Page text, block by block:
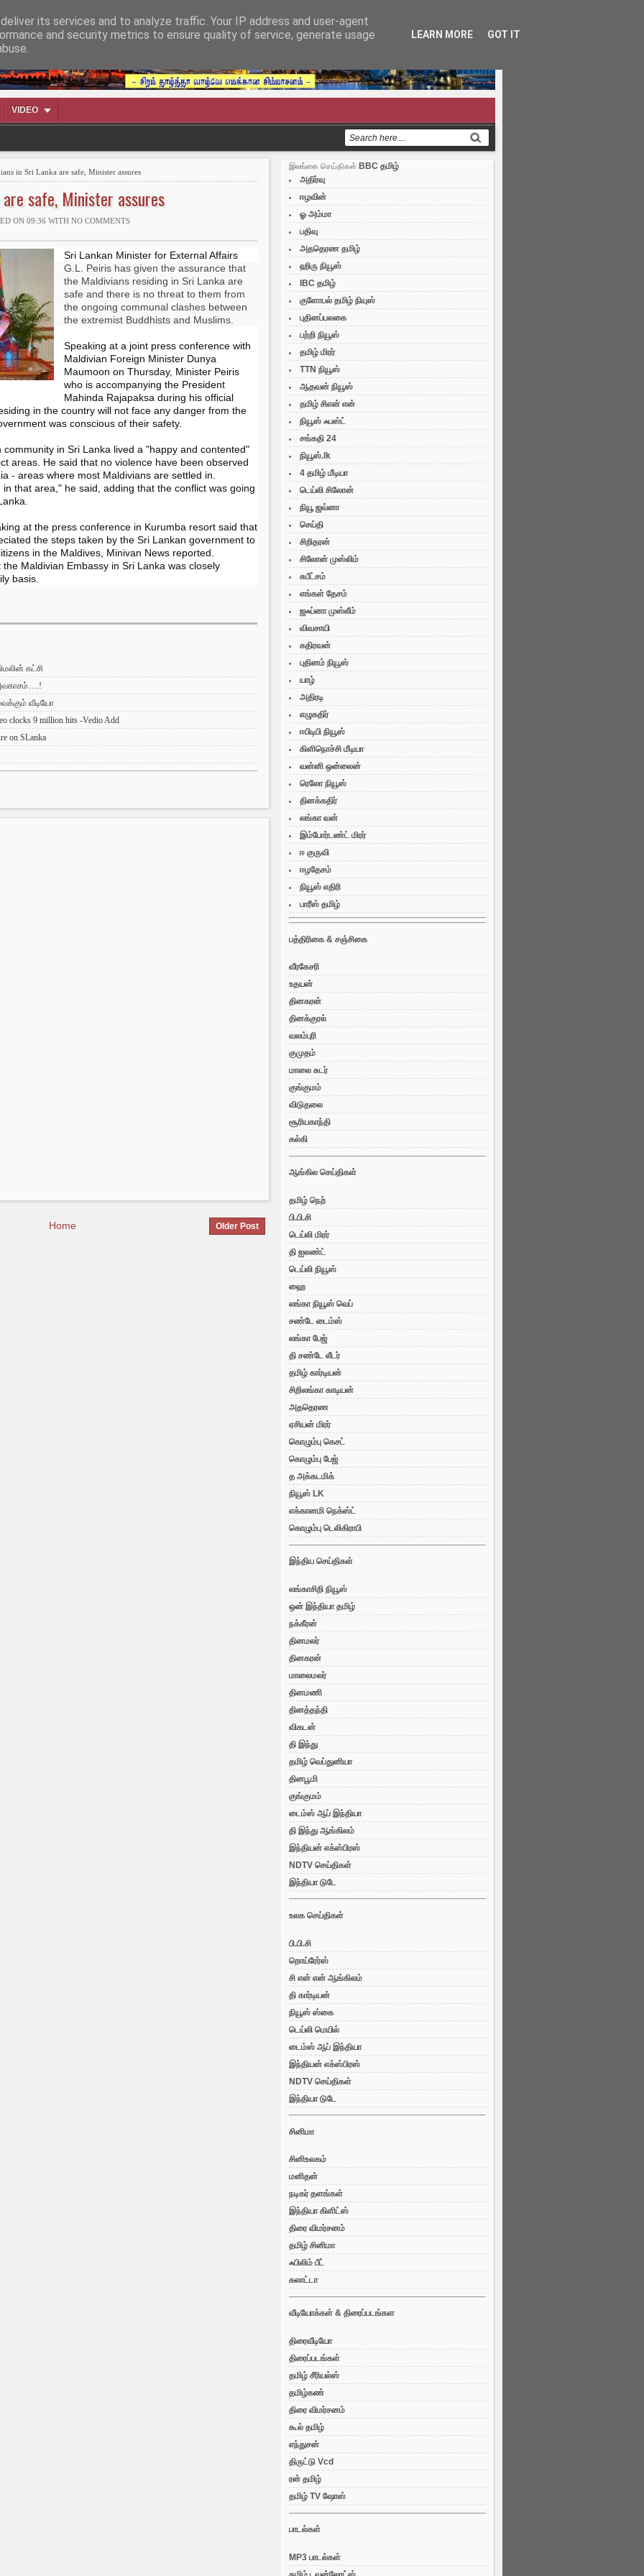
VIDEO
in Sri Lanka are safe, Minister assures
safe, Minister assures
ON 09:36 WITH NO COMMENTS
Sri Lankan Minister for External Affairs
G.L. Peiris has given the assurance that
the Maldivians residing in Sri Lanka are
safe and there is no threat to them from
the ongoing communal clashes between
the extremist Buddhists and Muslims.
Speaking at a joint press conference with
Maldivian Foreign Minister Dunya
Maumoon on Thursday, Minister Peiris
who is accompanying the President
Mahinda Rajapaksa during his official
in the country will not face any danger from the
was conscious of their safety.
in Sri Lanka lived a "happy and contented"
areas. He said that no violence have been observed
- areas where most Maldivians are settled in.
that area," he said, adding that the conflict was going
at the press conference in Kurumba resort said that
the steps taken by the Sri Lankan government to
in the Maldives, Minivan News reported.
Maldivian Embassy in Sri Lanka was closely
basis.
கட்சி
வீடியோ
clocks 9 million hits -Vedio Add
on SLanka
Older Post
Home
இலங்கை செய்திகள் BBC தமிழ்
அதிர்வு
ஈழவின்
ஓ அம்மா
பதிவு
அததெரண தமிழ்
ஹிரு நியூஸ்
IBC தமிழ்
குளோபல் தமிழ் நியுஸ்
புதினப்பலகை
பற்றி நியூஸ்
தமிழ் மிரர்
TTN நியூஸ்
ஆதவன் நியூஸ்
தமிழ் சிஎன் என்
நியூஸ் ஃபஸ்ட்
சங்கதி 24
நியூஸ்.lk
4 தமிழ் மீடியா
டெய்லி சிலோன்
நியூ ஜவ்னா
செய்தி
சிறிதரன்
சிலோன் முஸ்லிம்
சுபீட்சம்
எங்கள் தேசம்
ஜஃப்னா முஸ்லீம்
விவசாயி
கதிரவன்
புதினம் நியூஸ்
யாழ்
அதிரடி
எழுகதிர்
ஈபிடிபி நியூஸ்
கிளிநொச்சி மீடியா
வன்னி ஒன்லைன்
ரெலோ நியூஸ்
தினக்கதிர்
லங்கா வன்
இம்போர்டண்ட் மிரர்
ஈ குருவி
ஈழதேசம்
நியூஸ் எதிரி
பாரீஸ் தமிழ்
பத்திரிகை & சஞ்சிகை
வீரகேசரி
உதயன்
தினகரன்
தினக்குரல்
வலம்புரி
குமுதம்
மாலை சுடர்
குங்குமம்
விடுதலை
சூரியகாந்தி
கல்கி
ஆங்கில செய்திகள்
தமிழ் நெற்
பி.பி.சி
டெய்லி மிரர்
தி ஐலண்ட்
டெய்லி நியூஸ்
ஹை
லங்கா நியூஸ் வெப்
சண்டே டைம்ஸ்
லங்கா பேஜ்
தி சண்டே லீடர்
தமிழ் கார்டியன்
சிறிலங்கா காடியன்
அததெரண
ஏசியன் மிரர்
கொழும்பு கெசட்
கொழும்பு பேஜ்
த அக்கடமிக்
நியூஸ் LK
எக்கானமி நெக்ஸ்ட்
கொழும்பு டெலிகிராபி
இந்திய செய்திகள்
லங்காசிறி நியூஸ்
ஒன் இந்தியா தமிழ்
நக்கீரன்
தினமலர்
தினகரன்
மாலைமலர்
தினமணி
தினத்தந்தி
விகடன்
தி இந்து
தமிழ் வெப்துனியா
தினபூமி
குங்குமம்
டைம்ஸ் ஆப் இந்தியா
தி இந்து ஆங்கிலம்
இந்தியன் எக்ஸ்பிரஸ்
NDTV செய்திகள்
இந்தியா டுடே
உலக செய்திகள்
பி.பி.சி
றொய்ரேர்ஸ்
சி என் என் ஆங்கிலம்
தி கார்டியன்
நியூஸ் ஸ்கை
டெய்லி மெயில்
டைம்ஸ் ஆப் இந்தியா
இந்தியன் எக்ஸ்பிரஸ்
NDTV செய்திகள்
இந்தியா டுடே
சினிமா
சினிஉலகம்
மனிதன்
நடிகர் தளங்கள்
இந்தியா கிளிட்ஸ்
திரை விமர்சனம்
தமிழ் சினிமா
ஃபிலிம் பீட்
கலாட்டா
வீடியோக்கள் & திரைப்படங்கள
திரைவீடியோ
திரைப்படங்கள்
தமிழ் சீரியல்ஸ்
தமிழ்கண்
திரை விமர்சனம்
கூல் தமிழ்
எந்துசன்
திருட்டு Vcd
ரன் தமிழ்
தமிழ் TV ஷோஸ்
பாடல்கள்
MP3 பாடல்கள்
its services and to analyze traffic. Your IP address and user-agent
and security metrics to ensure quality of service, generate usage
LEARN MORE GOT IT